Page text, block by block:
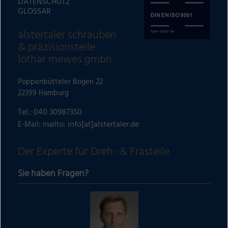
i
e
:
GLOSSAR
alstertaler schrauben
& präzisionsteile
lothar mewes gmbh
Poppenbütteler Bogen 22
22399 Hamburg
Tel.: 040 30987350
E-Mail: mailto: info[at]alstertaler.de
Der Experte für Dreh- & Frästeile
Sie haben Fragen?